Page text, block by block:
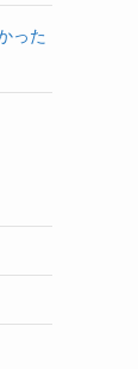
った